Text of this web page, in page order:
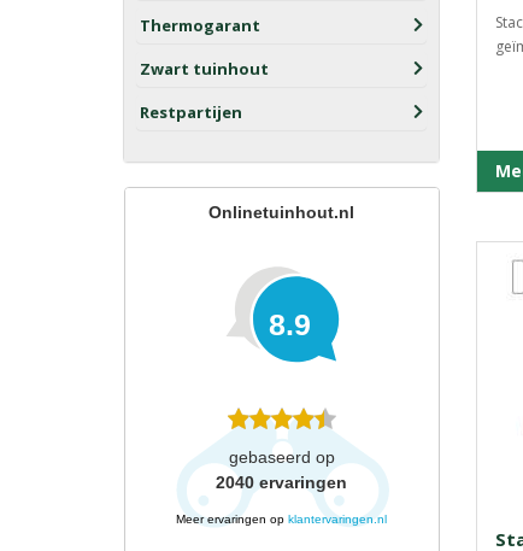
Thermogarant
Zwart tuinhout
Restpartijen
Onlinetuinhout.nl
8.9
gebaseerd op
2040 ervaringen
Meer ervaringen opklantervaringen.nl